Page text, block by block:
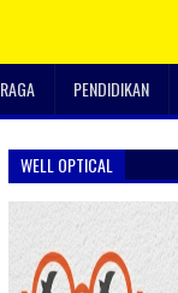
PENDIDIKAN
WELL OPTICAL